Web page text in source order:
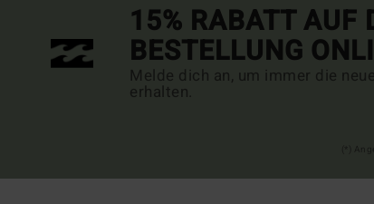
15% RABATT AUF
BESTELLUNG
Melde dich an, um immer die
erhalten.